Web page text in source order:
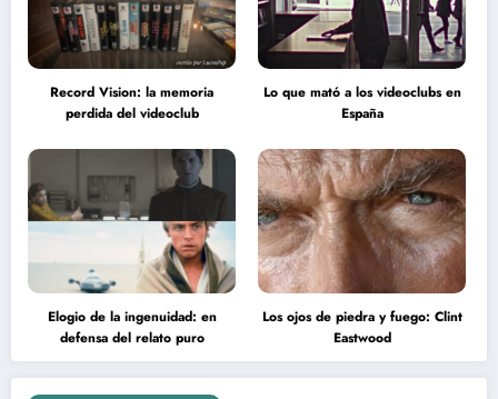
Record Vision: la memoria
perdida del videoclub
Lo que mató a los videoclubs en
España
Elogio de la ingenuidad: en
defensa del relato puro
Los ojos de piedra y fuego: Clint
Eastwood